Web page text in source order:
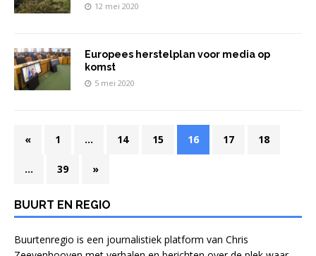
12 mei 2020
Europees herstelplan voor media op
komst
5 mei 2020
« 1 … 14 15 16 17 18
… 39 »
BUURT EN REGIO
Buurtenregio is een journalistiek platform van Chris